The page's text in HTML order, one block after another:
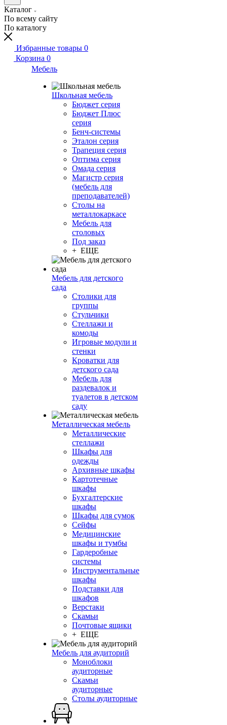
Каталог
По всему сайту
По каталогу
Избранные товары 0
Корзина 0
Мебель
Школьная мебель
Бюджет серия
Бюджет Плюс
серия
Бенч-системы
Эталон серия
Трапеция серия
Оптима серия
Омада серия
Магистр серия
(мебель для
преподавателей)
Столы на
металлокаркасе
Мебель для
столовых
Под заказ
+ ЕЩЕ
Мебель для детского
сада
Столики для
группы
Стульчики
Стеллажи и
комоды
Игровые модули и
стенки
Кроватки для
детского сада
Мебель для
раздевалок и
туалетов в детском
саду
Металлическая мебель
Металлические
стеллажи
Шкафы для
одежды
Архивные шкафы
Картотечные
шкафы
Бухгалтерские
шкафы
Шкафы для сумок
Сейфы
Медицинские
шкафы и тумбы
Гардеробные
системы
Инструментальные
шкафы
Подставки для
шкафов
Верстаки
Скамьи
Почтовые ящики
+ ЕЩЕ
Мебель для аудиторий
Моноблоки
аудиторные
Скамьи
аудиторные
Столы аудиторные